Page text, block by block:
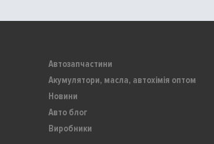
Автозапчастини
Акумулятори, масла, автохімія оптом
Новини
Авто блог
Виробники